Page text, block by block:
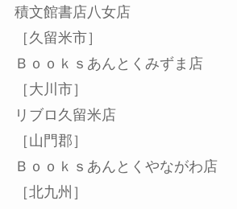
積文館書店八女店
［久留米市］
Ｂｏｏｋｓあんとくみずま店
［大川市］
リブロ久留米店
［山門郡］
Ｂｏｏｋｓあんとくやながわ店
［北九州］